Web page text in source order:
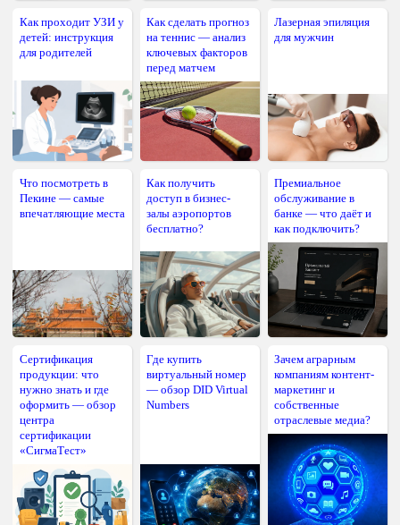
Как проходит УЗИ у
детей: инструкция
для родителей
Как сделать прогноз
на теннис — анализ
ключевых факторов
перед матчем
Лазерная эпиляция
для мужчин
Что посмотреть в
Пекине — самые
впечатляющие места
Как получить
доступ в бизнес-
залы аэропортов
бесплатно?
Премиальное
обслуживание в
банке — что даёт и
как подключить?
Сертификация
продукции: что
нужно знать и где
оформить — обзор
центра
сертификации
«СигмаТест»
Где купить
виртуальный номер
— обзор DID Virtual
Numbers
Зачем аграрным
компаниям контент-
маркетинг и
собственные
отраслевые медиа?